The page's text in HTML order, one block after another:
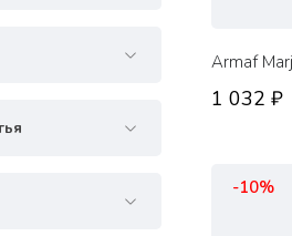
Armaf
1 032 ₽
-10%